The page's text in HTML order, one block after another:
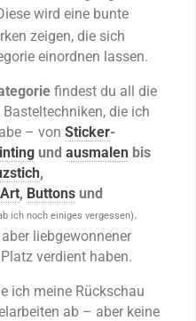
wird eine bunte
zeigen, die sich
einordnen lassen.
findest du all die
die ich
– von Sticker-
und ausmalen bis
,
, Buttons und
ich noch einiges vergessen).
liebgewonnener
verdient haben.
ich meine Rückschau
ab – aber keine